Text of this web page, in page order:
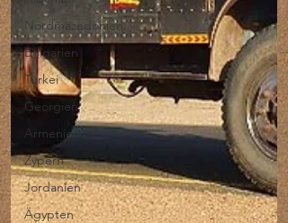
Nordmazedonien
Bulgarien
Türkei
Georgien
Armenien
Zypern
Jordanien
Ägypten